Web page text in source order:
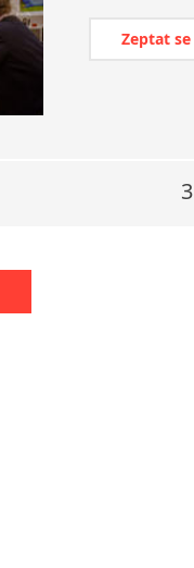
Zeptat